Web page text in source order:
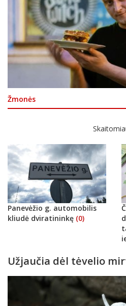
Žmonės
Panevėžio g. automobilis
kliudė dviratininkę (0)
Užjaučia dėl tėvelio